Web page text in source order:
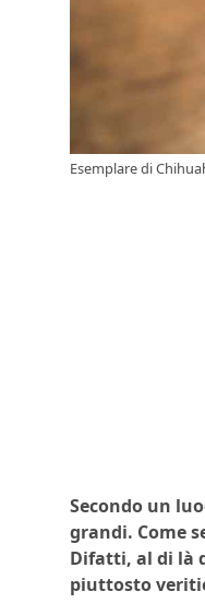
Esemplare di
Secondo un
grandi. Come
Difatti, al di là
piuttosto